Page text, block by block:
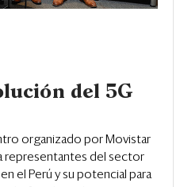
del 5G
organizado por Movistar
representantes del sector
el Perú y su potencial para